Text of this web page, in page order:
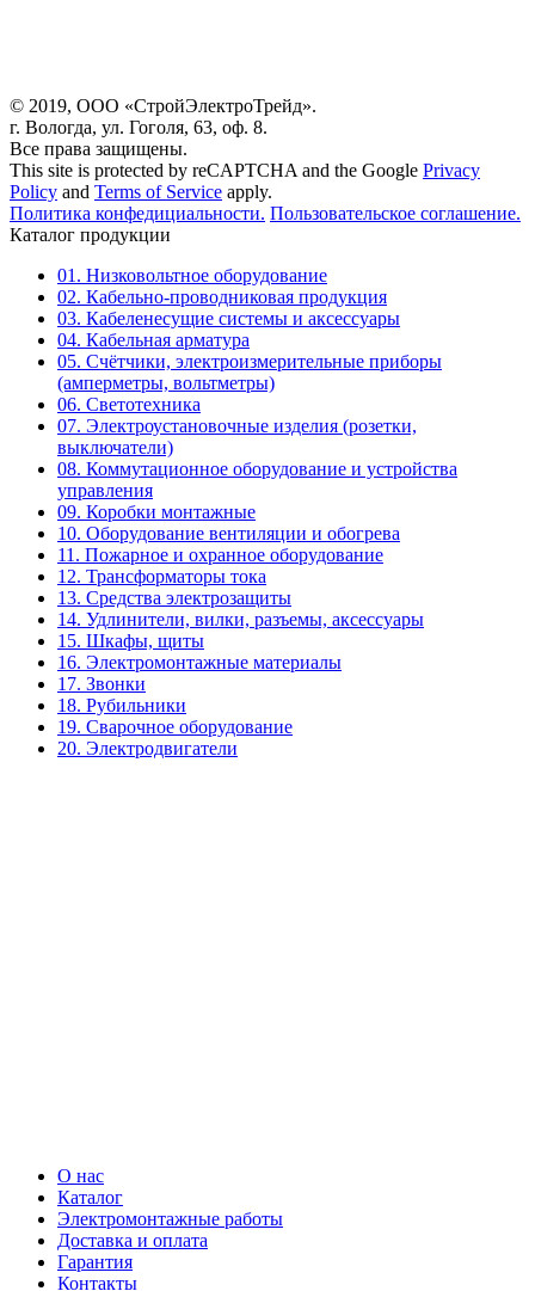
© 2019, ООО «СтройЭлектроТрейд».
г. Вологда, ул. Гоголя, 63, оф. 8.
Все права защищены.
This site is protected by reCAPTCHA and the Google Privacy
Policy and Terms of Service apply.
Политика конфедициальности. Пользовательское соглашение.
Каталог продукции
01. Низковольтное оборудование
02. Кабельно-проводниковая продукция
03. Кабеленесущие системы и аксессуары
04. Кабельная арматура
05. Счётчики, электроизмерительные приборы
(амперметры, вольтметры)
06. Светотехника
07. Электроустановочные изделия (розетки,
выключатели)
08. Коммутационное оборудование и устройства
управления
09. Коробки монтажные
10. Оборудование вентиляции и обогрева
11. Пожарное и охранное оборудование
12. Трансформаторы тока
13. Средства электрозащиты
14. Удлинители, вилки, разъемы, аксессуары
15. Шкафы, щиты
16. Электромонтажные материалы
17. Звонки
18. Рубильники
19. Сварочное оборудование
20. Электродвигатели
О нас
Каталог
Электромонтажные работы
Доставка и оплата
Гарантия
Контакты